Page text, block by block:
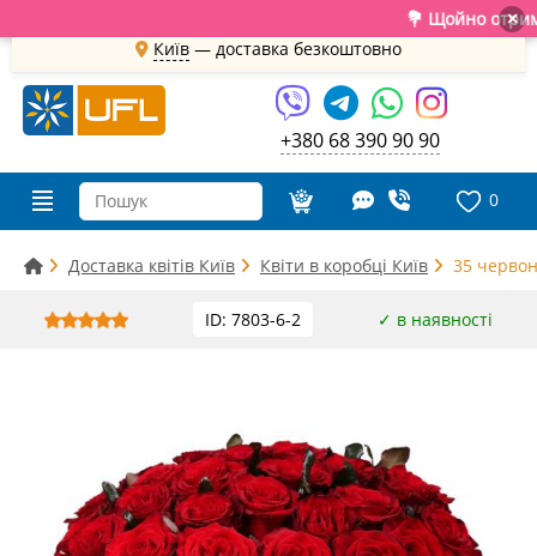
💐 Щойно отримали
×
Київ — доставка безкоштовно
+380 68 390 90 90
0
Доставка квітів Київ Квіти в коробці Київ 35
ID: 7803-6-2 ✓ в наявності